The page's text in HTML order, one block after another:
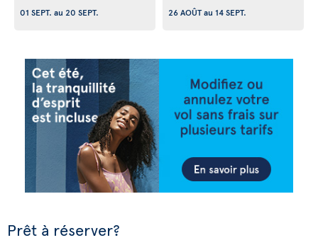
01 SEPT. au 20 SEPT.
26 AOÛTau 14 SEPT.
Prêt à réserver?